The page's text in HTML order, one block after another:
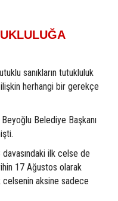
sanıkların tutukluluk
herhangi bir gerekçe
Belediye Başkanı
davasındaki ilk celse de
17 Ağustos olarak
celsenin aksine sadece